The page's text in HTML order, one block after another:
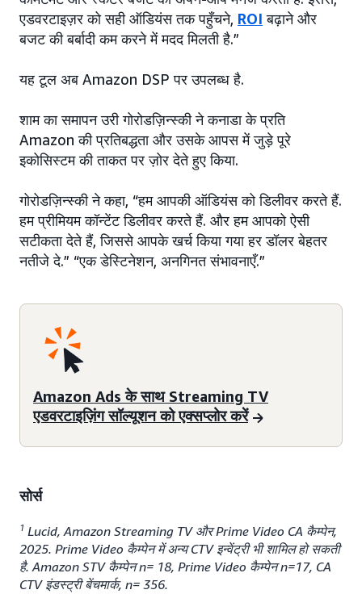
एडवरटाइज़र को सही ऑडियंस तक पहुँचने, ROI बढ़ाने और
बजट की बर्बादी कम करने में मदद मिलती है.”
यह टूल अब Amazon DSP पर उपलब्ध है.
शाम का समापन उरी गोरोडज़िन्स्की ने कनाडा के प्रति
Amazon की प्रतिबद्धता और उसके आपस में जुड़े पूरे
इकोसिस्टम की ताकत पर ज़ोर देते हुए किया.
गोरोडज़िन्स्की ने कहा, “हम आपकी ऑडियंस को डिलीवर करते हैं.
हम प्रीमियम कॉन्टेंट डिलीवर करते हैं. और हम आपको ऐसी
सटीकता देते हैं, जिससे आपके खर्च किया गया हर डॉलर बेहतर
नतीजे दे.” “एक डेस्टिनेशन, अनगिनत संभावनाएँ.”
Amazon Ads के साथ Streaming TV
एडवरटाइज़िंग सॉल्यूशन को एक्सप्लोर करें
सोर्स
1 Lucid, Amazon Streaming TV और Prime Video CA कैम्पेन,
2025. Prime Video कैम्पेन में अन्य CTV इन्वेंट्री भी शामिल हो सकती
है. Amazon STV कैम्पेन n= 18, Prime Video कैम्पेन n=17, CA
CTV इंडस्ट्री बेंचमार्क, n= 356.